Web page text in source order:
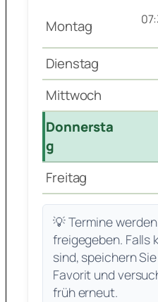
Montag
Dienstag
Mittwoch
Donnersta
g
Freitag
💡 Termine
freigegeben. Falls
sind, speichern
Favorit und
früh erneut.